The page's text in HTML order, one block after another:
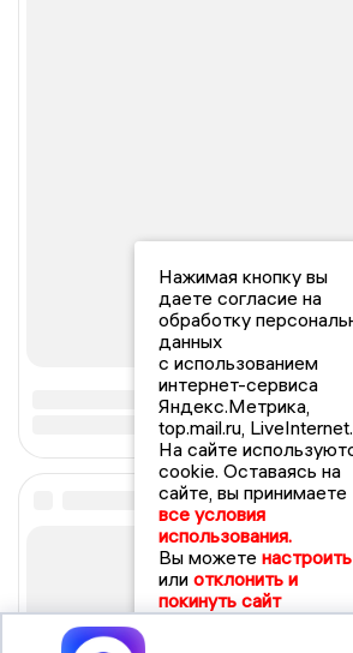
Нажимая кнопку вы
даете согласие на
обработку
данных
с использованием
интернет-сервиса
Яндекс.Метрика,
top.mail.ru, LiveInternet.
На сайте
cookie. Оставаясь на
сайте, вы принимаете
все условия
использования.
Вы можете настроить
или отклонить и
покинуть сайт